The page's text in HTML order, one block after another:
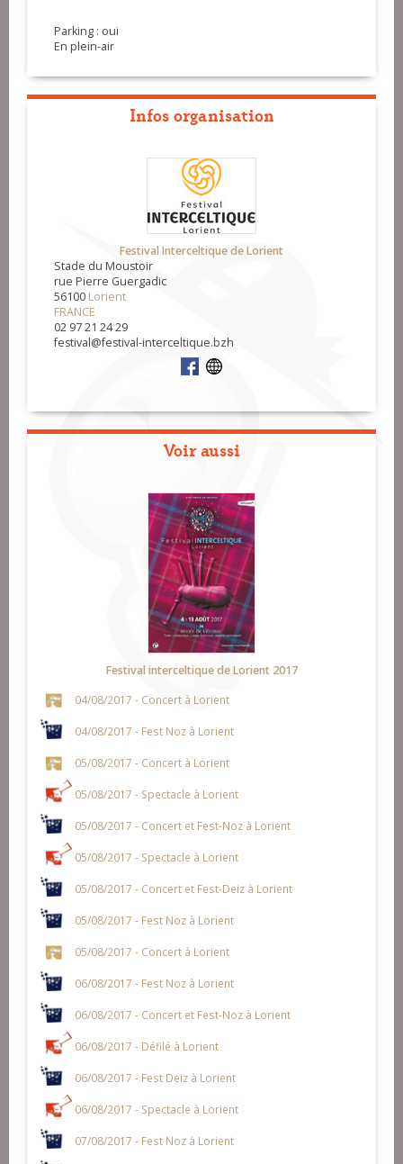
Parking : oui
En plein-air
Infos organisation
Festival Interceltique de Lorient
Stade du Moustoir
rue Pierre Guergadic
56100 Lorient
FRANCE
02 97 21 24 29
festival@festival-interceltique.bzh
Voir aussi
Festival interceltique de Lorient 2017
04/08/2017 - Concert à Lorient
04/08/2017 - Fest Noz à Lorient
05/08/2017 - Concert à Lorient
05/08/2017 - Spectacle à Lorient
05/08/2017 - Concert et Fest-Noz à Lorient
05/08/2017 - Spectacle à Lorient
05/08/2017 - Concert et Fest-Deiz à Lorient
05/08/2017 - Fest Noz à Lorient
05/08/2017 - Concert à Lorient
06/08/2017 - Fest Noz à Lorient
06/08/2017 - Concert et Fest-Noz à Lorient
06/08/2017 - Défilé à Lorient
06/08/2017 - Fest Deiz à Lorient
06/08/2017 - Spectacle à Lorient
07/08/2017 - Fest Noz à Lorient